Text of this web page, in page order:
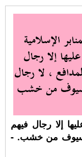
إلا رجال فيهم
سيوف من خشب. -